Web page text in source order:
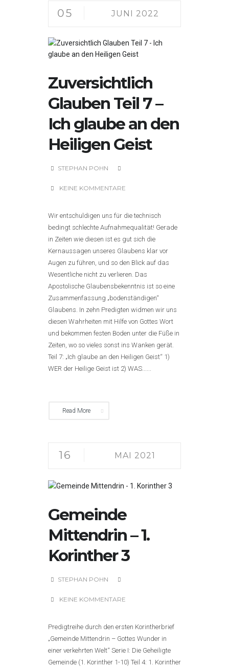
05 JUNI 2022
Zuversichtlich
Glauben Teil 7 –
Ich glaube an den
Heiligen Geist
STEPHAN POHN
KEINE KOMMENTARE
Wir entschuldigen uns für die technisch
bedingt schlechte Aufnahmequalität! Gerade
in Zeiten wie diesen ist es gut sich die
Kernaussagen unseres Glaubens klar vor
Augen zu führen, und so den Blick auf das
Wesentliche nicht zu verlieren. Das
Apostolische Glaubensbekenntnis ist so eine
Zusammenfassung „bodenständigen“
Glaubens. In zehn Predigten widmen wir uns
diesen Wahrheiten mit Hilfe von Gottes Wort
und bekommen festen Boden unter die Füße in
Zeiten, wo so vieles sonst ins Wanken gerät.
Teil 7: „Ich glaube an den Heiligen Geist“ 1)
WER der Heilige Geist ist 2) WAS......
Read More
16 MAI 2021
Gemeinde
Mittendrin – 1.
Korinther 3
STEPHAN POHN
KEINE KOMMENTARE
Predigtreihe durch den ersten Korintherbrief
„Gemeinde Mittendrin – Gottes Wunder in
einer verkehrten Welt“ Serie I: Die Geheiligte
Gemeinde (1. Korinther 1-10) Teil 4: 1. Korinther